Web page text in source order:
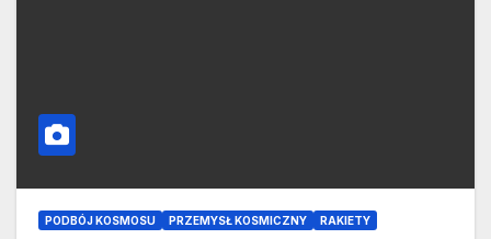
PODBÓJ KOSMOSU PRZEMYSŁ KOSMICZNY RAKIETY